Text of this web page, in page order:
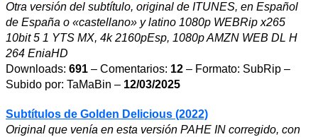
Otra versión del subtítulo, original de ITUNES, en Español
de España o «castellano» y latino 1080p WEBRip x265
10bit 5 1 YTS MX, 4k 2160pEsp, 1080p AMZN WEB DL H
264 EniaHD
Downloads: 691 – Comentarios: 12 – Formato: SubRip –
Subido por: TaMaBin – 12/03/2025
Subtítulos de Golden Delicious (2022)
Original que venía en esta versión PAHE IN corregido, con